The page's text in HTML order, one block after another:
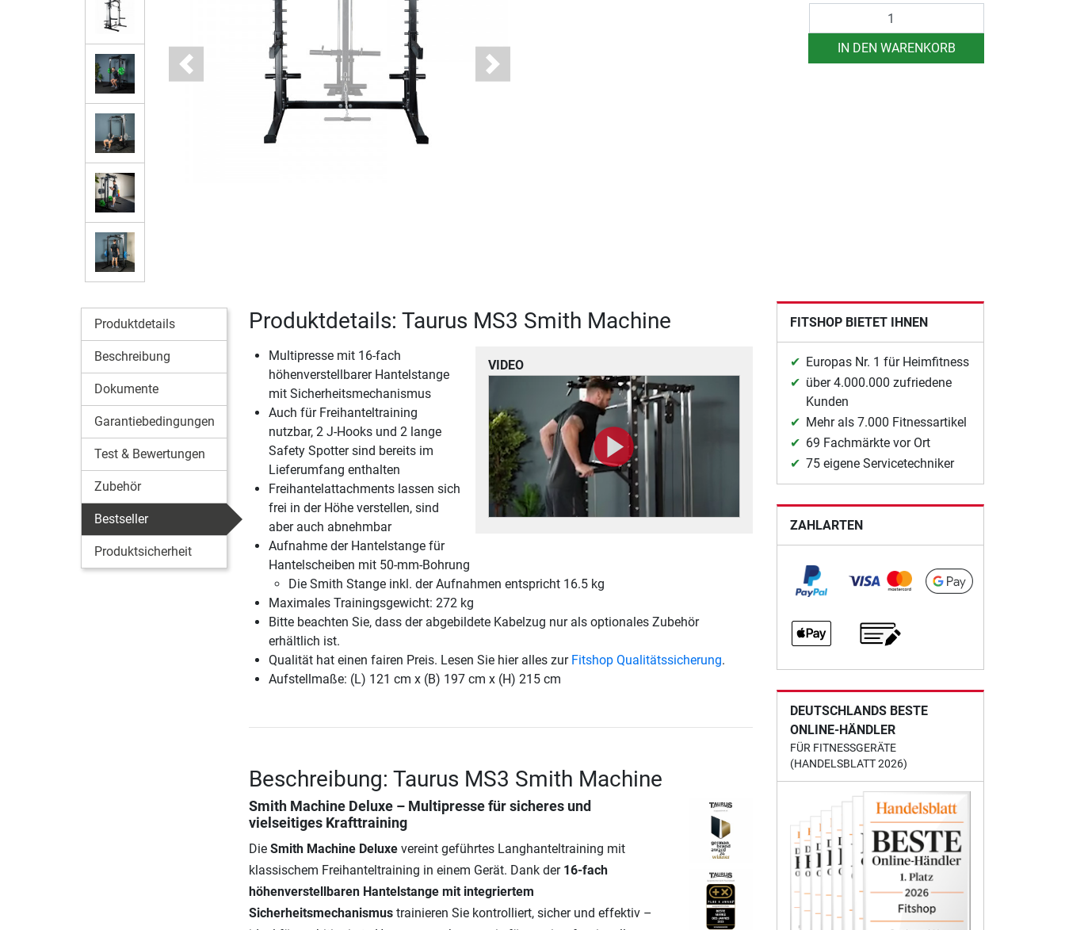
Previous Next
IN DEN WARENKORB
Produktdetails
Beschreibung
Dokumente
Garantiebedingungen
Test & Bewertungen
Zubehör
Bestseller
Produktsicherheit
Produktdetails: Taurus MS3 Smith Machine
VIDEO
Multipresse mit 16-fach
höhenverstellbarer Hantelstange
mit Sicherheitsmechanismus
Auch für Freihanteltraining
nutzbar, 2 J-Hooks und 2 lange
Safety Spotter sind bereits im
Lieferumfang enthalten
Freihantelattachments lassen sich
frei in der Höhe verstellen, sind
aber auch abnehmbar
Aufnahme der Hantelstange für
Hantelscheiben mit 50-mm-Bohrung
Die Smith Stange inkl. der Aufnahmen entspricht 16.5 kg
Maximales Trainingsgewicht: 272 kg
Bitte beachten Sie, dass der abgebildete Kabelzug nur als optionales Zubehör
erhältlich ist.
Qualität hat einen fairen Preis. Lesen Sie hier alles zur Fitshop Qualitätssicherung.
Aufstellmaße: (L) 121 cm x (B) 197 cm x (H) 215 cm
Beschreibung: Taurus MS3 Smith Machine
Smith Machine Deluxe – Multipresse für sicheres und
vielseitiges Krafttraining
Die Smith Machine Deluxevereint geführtes Langhanteltraining mit
klassischem Freihanteltraining in einem Gerät. Dank der 16-fach
höhenverstellbaren Hantelstange mit integriertem
Sicherheitsmechanismustrainieren Sie kontrolliert, sicher und effektiv –
FITSHOP BIETET IHNEN
Europas Nr. 1 für Heimfitness
über 4.000.000 zufriedene
Kunden
Mehr als 7.000 Fitnessartikel
69 Fachmärkte vor Ort
75 eigene Servicetechniker
ZAHLARTEN
DEUTSCHLANDS BESTE
ONLINE-HÄNDLER
FÜR FITNESSGERÄTE
(HANDELSBLATT 2026)